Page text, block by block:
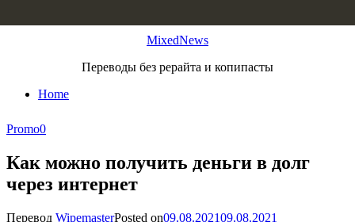
MixedNews
Переводы без рерайта и копипасты
Home
Promo0
Как можно получить деньги в долг
через интернет
Перевод WipemasterPosted on09.08.202109.08.2021